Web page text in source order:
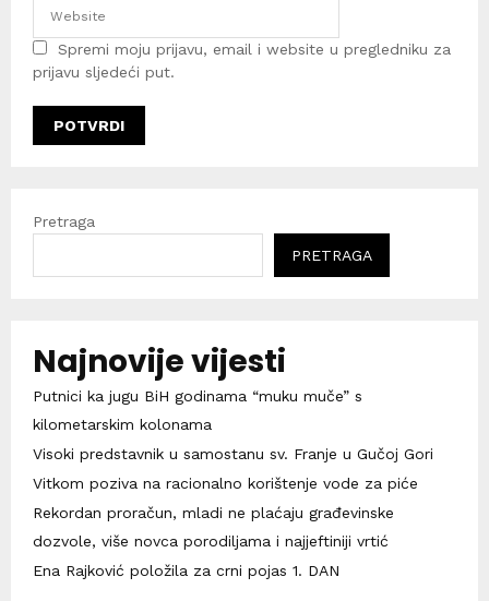
Spremi moju prijavu, email i website u pregledniku za
prijavu sljedeći put.
Pretraga
PRETRAGA
Najnovije vijesti
Putnici ka jugu BiH godinama “muku muče” s
kilometarskim kolonama
Visoki predstavnik u samostanu sv. Franje u Gučoj Gori
Vitkom poziva na racionalno korištenje vode za piće
Rekordan proračun, mladi ne plaćaju građevinske
dozvole, više novca porodiljama i najjeftiniji vrtić
Ena Rajković položila za crni pojas 1. DAN